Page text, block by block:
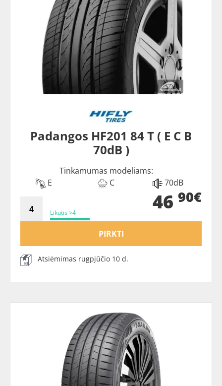
Padangos HF201 84 T ( E C B
70dB )
Tinkamumas modeliams:
E
C 70dB
Likutis >4 46 90€
PIRKTI
Atsiėmimas rugpjūčio 10 d.